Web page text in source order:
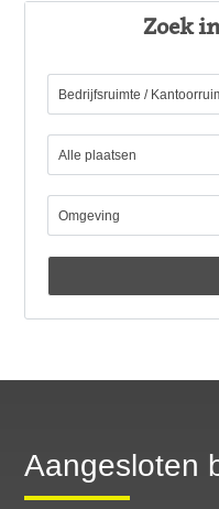
Zoek
Aangesloten